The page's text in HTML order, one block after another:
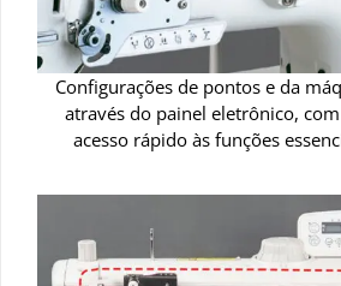
Configurações de pontos e da
através do painel eletrônico,
acesso rápido às funções